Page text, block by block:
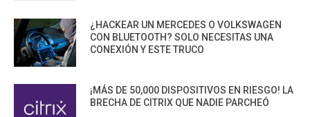
¿HACKEAR UN MERCEDES O VOLKSWAGEN
CON BLUETOOTH? SOLO NECESITAS UNA
CONEXIÓN Y ESTE TRUCO
¡MÁS DE 50,000 DISPOSITIVOS EN RIESGO! LA
BRECHA DE CITRIX QUE NADIE PARCHEÓ